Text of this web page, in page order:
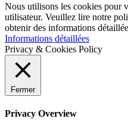
Nous utilisons les cookies pour
utilisateur. Veuillez lire notre
obtenir des informations
Informations détaillées
Privacy & Cookies Policy
Fermer
Privacy Overview